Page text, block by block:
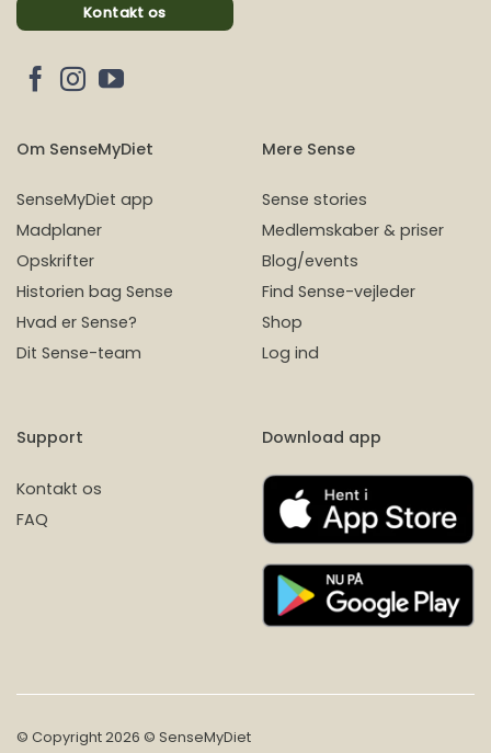
Kontakt os
Om SenseMyDiet
SenseMyDiet app
Madplaner
Opskrifter
Historien bag Sense
Hvad er Sense?
Dit Sense-team
Mere Sense
Sense stories
Medlemskaber & priser
Blog/events
Find Sense-vejleder
Shop
Log ind
Support
Kontakt os
FAQ
Download app
© Copyright 2026 © SenseMyDiet